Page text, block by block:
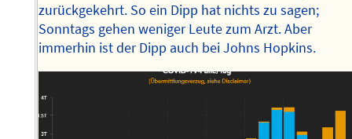
zurückgekehrt. So ein Dipp hat nichts zu sagen;
Sonntags gehen weniger Leute zum Arzt. Aber
immerhin ist der Dipp auch bei Johns Hopkins.